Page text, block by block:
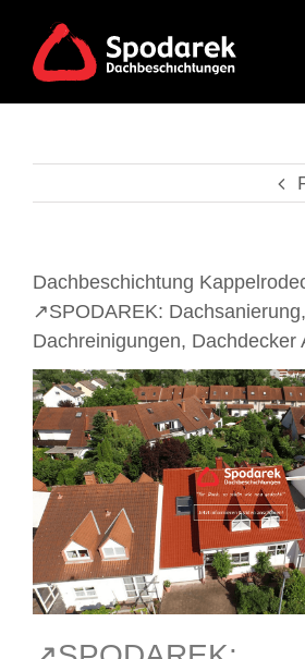
content
Dachbeschichtung
↗️SPODAREK: Dachsanierung,
Dachreinigungen, Dachdecker